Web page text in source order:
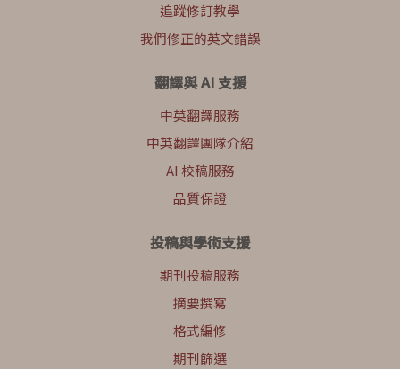
追蹤修訂教學
我們修正的英文錯誤
翻譯與 AI 支援
中英翻譯服務
中英翻譯團隊介紹
AI 校稿服務
品質保證
投稿與學術支援
期刊投稿服務
摘要撰寫
格式編修
期刊篩選